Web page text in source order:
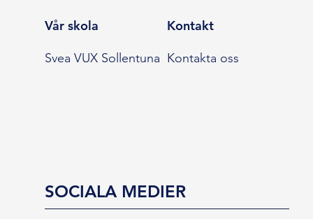
Vår skola
Svea VUX Sollentuna
Kontakt
Kontakta oss
SOCIALA MEDIER